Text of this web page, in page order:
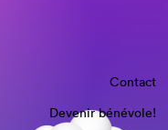
Contact
Devenir bénévole!